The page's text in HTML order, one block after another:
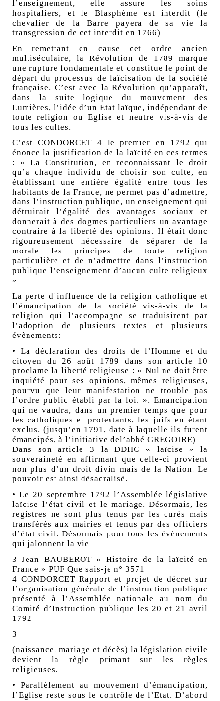
l’enseignement, elle assure les soins
hospitaliers, et le Blasphème est interdit (le
chevalier de la Barre payera de sa vie la
transgression de cet interdit en 1766)
En remettant en cause cet ordre ancien
multiséculaire, la Révolution de 1789 marque
une rupture fondamentale et constitue le point de
départ du processus de laïcisation de la société
française. C’est avec la Révolution qu’apparaît,
dans la suite logique du mouvement des
Lumières, l’idée d’un Etat laïque, indépendant de
toute religion ou Eglise et neutre vis-à-vis de
tous les cultes.
C’est CONDORCET 4 le premier en 1792 qui
énonce la justification de la laïcité en ces termes
: « La Constitution, en reconnaissant le droit
qu’a chaque individu de choisir son culte, en
établissant une entière égalité entre tous les
habitants de la France, ne permet pas d’admettre,
dans l’instruction publique, un enseignement qui
détruirait l’égalité des avantages sociaux et
donnerait à des dogmes particuliers un avantage
contraire à la liberté des opinions. Il était donc
rigoureusement nécessaire de séparer de la
morale les principes de toute religion
particulière et de n’admettre dans l’instruction
publique l’enseignement d’aucun culte religieux
»
La perte d’influence de la religion catholique et
l’émancipation de la société vis-à-vis de la
religion qui l’accompagne se traduisirent par
l’adoption de plusieurs textes et plusieurs
évènements:
• La déclaration des droits de l’Homme et du
citoyen du 26 août 1789 dans son article 10
proclame la liberté religieuse : « Nul ne doit être
inquiété pour ses opinions, mêmes religieuses,
pourvu que leur manifestation ne trouble pas
l’ordre public établi par la loi. ». Emancipation
qui ne vaudra, dans un premier temps que pour
les catholiques et protestants, les juifs en étant
exclus. (jusqu’en 1791, date à laquelle ils furent
émancipés, à l’initiative del’abbé GREGOIRE)
Dans son article 3 la DDHC « laïcise » la
souveraineté en affirmant que celle-ci provient
non plus d’un droit divin mais de la Nation. Le
pouvoir est ainsi désacralisé.
• Le 20 septembre 1792 l’Assemblée législative
laïcise l’état civil et le mariage. Désormais, les
registres ne sont plus tenus par les curés mais
transférés aux mairies et tenus par des officiers
d’état civil. Désormais pour tous les évènements
qui jalonnent la vie
3 Jean BAUBEROT « Histoire de la laïcité en
France » PUF Que sais-je n° 3571
4 CONDORCET Rapport et projet de décret sur
l’organisation générale de l’instruction publique
présenté à l’Assemblée nationale au nom du
Comité d’Instruction publique les 20 et 21 avril
1792
3
(naissance, mariage et décès) la législation civile
devient la règle primant sur les règles
religieuses.
• Parallèlement au mouvement d’émancipation,
l’Eglise reste sous le contrôle de l’Etat. D’abord